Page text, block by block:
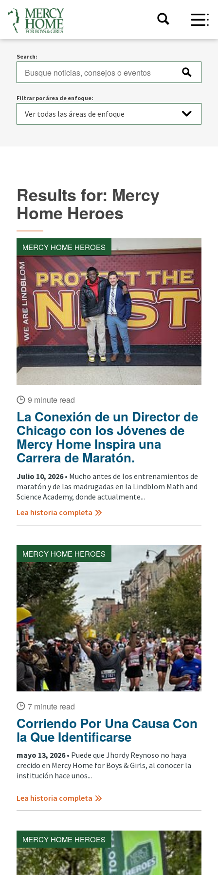
Search:
Filtrar por área de enfoque:
Results for: Mercy
Home Heroes
MERCY HOME HEROES
9 minute read
La Conexión de un Director de
Chicago con los Jóvenes de
Mercy Home Inspira una
Carrera de Maratón.
Julio 10, 2026 • Mucho antes de los entrenamientos de
maratón y de las madrugadas en la Lindblom Math and
Science Academy, donde actualmente...
Lea historia completa
MERCY HOME HEROES
7 minute read
Corriendo Por Una Causa Con
la Que Identificarse
mayo 13, 2026 • Puede que Jhordy Reynoso no haya
crecido en Mercy Home for Boys & Girls, al conocer la
institución hace unos...
Lea historia completa
MERCY HOME HEROES